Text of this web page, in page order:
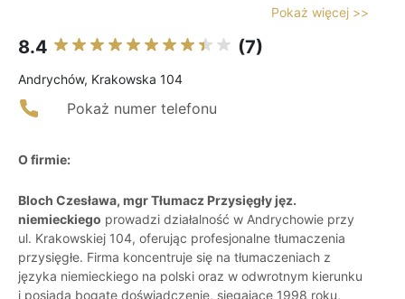
Pokaż więcej >>
8.4 (7)
Andrychów, Krakowska 104
Pokaż numer telefonu
O firmie:
Bloch Czesława, mgr Tłumacz Przysięgły jęz.
niemieckiego prowadzi działalność w Andrychowie przy
ul. Krakowskiej 104, oferując profesjonalne tłumaczenia
przysięgłe. Firma koncentruje się na tłumaczeniach z
języka niemieckiego na polski oraz w odwrotnym kierunku
i posiada bogate doświadczenie, sięgające 1998 roku,